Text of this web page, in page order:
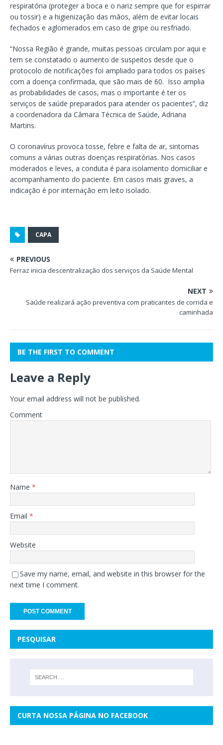
respiratória (proteger a boca e o nariz sempre que for espirrar
ou tossir) e a higienização das mãos, além de evitar locais
fechados e aglomerados em caso de gripe ou resfriado.
“Nossa Região é grande, muitas pessoas circulam por aqui e
tem se constatado o aumento de suspeitos desde que o
protocolo de notificações foi ampliado para todos os países
com a doença confirmada, que são mais de 60. Isso amplia
as probabilidades de casos, mas o importante é ter os
serviços de saúde preparados para atender os pacientes”, diz
a coordenadora da Câmara Técnica de Saúde, Adriana
Martins.
O coronavírus provoca tosse, febre e falta de ar, sintomas
comuns a várias outras doenças respiratórias. Nos casos
moderados e leves, a conduta é para isolamento domiciliar e
acompanhamento do paciente. Em casos mais graves, a
indicação é por internação em leito isolado.
CAPA
PREVIOUS
Ferraz inicia descentralização dos serviços da Saúde Mental
NEXT
Saúde realizará ação preventiva com praticantes de corrida e
caminhada
BE THE FIRST TO COMMENT
Leave a Reply
Your email address will not be published.
Comment
Name *
Email *
Website
Save my name, email, and website in this browser for the
next time I comment.
PESQUISAR
CURTA NOSSA PÁGINA NO FACEBOOK